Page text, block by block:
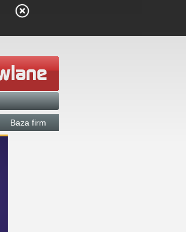
Baza firm